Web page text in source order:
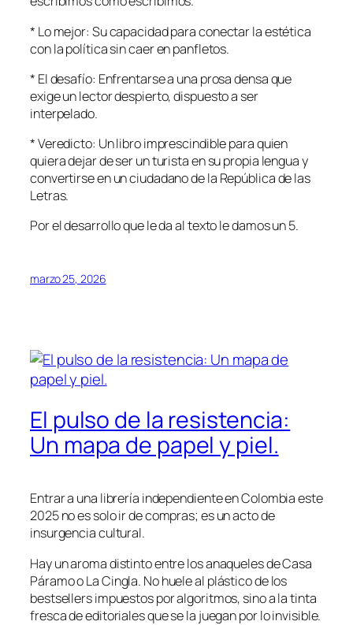
* Lo mejor: Su capacidad para conectar la estética
con la política sin caer en panfletos.
* El desafío: Enfrentarse a una prosa densa que
exige un lector despierto, dispuesto a ser
interpelado.
* Veredicto: Un libro imprescindible para quien
quiera dejar de ser un turista en su propia lengua y
convertirse en un ciudadano de la República de las
Letras.
Por el desarrollo que le da al texto le damos un 5.
marzo 25, 2026
El pulso de la resistencia:
Un mapa de papel y piel.
Entrar a una librería independiente en Colombia este
2025 no es solo ir de compras; es un acto de
insurgencia cultural.
Hay un aroma distinto entre los anaqueles de Casa
Páramo o La Cingla. No huele al plástico de los
bestsellers impuestos por algoritmos, sino a la tinta
fresca de editoriales que se la juegan por lo invisible.